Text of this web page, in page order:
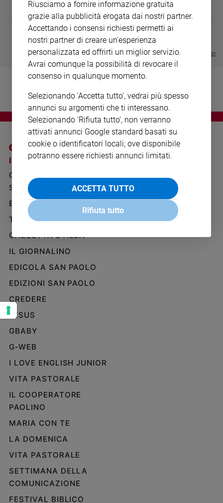
Società
Ambiente
Volontariato
Aziende
valore
Caso
settimana
Migranti
Diversità
inclusione
Costume
e
2026
Cinema,
streaming
Libri
Famiglia
educazione
Genitori
e
Nonni
Coppia
Scuola
LE GRANDI BASILICHE ITALIANE
- VOL DA 1 AL 5
€ 64,50
DIARIO G 2026-27
€ 8,90
- € 8,90
COLLANA
Visualizza tutte le collection
I SITI SAN PAOLO
GRUPPO EDITORIALE
SAN PAOLO
BENESSERE
TELENOVA
GAZZETTA D'ALBA
IL GIORNALINO
EDICOLA SAN PAOLO
EDIZIONI SAN PAOLO
CREDERE
JESUS
GBABY
G-WEB
I LOVE ENGLISH JUNIOR
VITA PASTORALE
IL COOPERATORE
PAOLINO
MARIA CON TE
LA DOMENICA
VITA PASTORALE
SETTIMANA DELLA
COMUNICAZIONE
FESTIVAL BIBLICO
NOTE LEGALI
INFORMATIVA
WHISTLEBLOWING
SOCIAL
Riusciamo a fornire informazione gratuita
grazie alla pubblicità erogata dai nostri partner.
Accettando i consensi richiesti permetti ai
nostri partner di creare un'esperienza
personalizzata ed offrirti un miglior servizio.
Avrai comunque la possibilità di revocare il
consenso in qualunque momento.
Selezionando 'Accetta tutto', vedrai più spesso
annunci su argomenti che ti interessano.
Selezionando 'Rifiuta tutto', non verranno
attivati annunci Google standard basati su
cookie o identificatori locali; ove disponibile
potranno essere richiesti annunci limitati.
ACCETTA TUTTO
Rifiuta tutto